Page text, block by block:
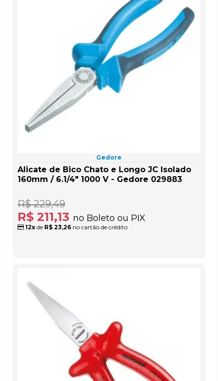
Gedore
Alicate de Bico Chato e Longo JC Isolado
160mm / 6.1/4" 1000 V - Gedore 029883
R$ 211,13 no Boleto ou PIX
R$ 229,49
12x de R$ 23,26 no cartão de crédito